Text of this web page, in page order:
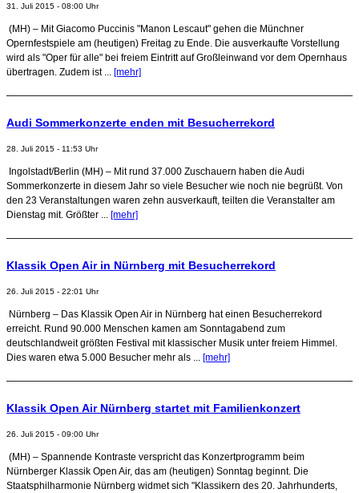
31. Juli 2015 - 08:00 Uhr
(MH) – Mit Giacomo Puccinis "Manon Lescaut" gehen die Münchner
Opernfestspiele am (heutigen) Freitag zu Ende. Die ausverkaufte Vorstellung
wird als "Oper für alle" bei freiem Eintritt auf Großleinwand vor dem Opernhaus
übertragen. Zudem ist ... [mehr]
Audi Sommerkonzerte enden mit Besucherrekord
28. Juli 2015 - 11:53 Uhr
Ingolstadt/Berlin (MH) – Mit rund 37.000 Zuschauern haben die Audi
Sommerkonzerte in diesem Jahr so viele Besucher wie noch nie begrüßt. Von
den 23 Veranstaltungen waren zehn ausverkauft, teilten die Veranstalter am
Dienstag mit. Größter ... [mehr]
Klassik Open Air in Nürnberg mit Besucherrekord
26. Juli 2015 - 22:01 Uhr
Nürnberg – Das Klassik Open Air in Nürnberg hat einen Besucherrekord
erreicht. Rund 90.000 Menschen kamen am Sonntagabend zum
deutschlandweit größten Festival mit klassischer Musik unter freiem Himmel.
Dies waren etwa 5.000 Besucher mehr als ... [mehr]
Klassik Open Air Nürnberg startet mit Familienkonzert
26. Juli 2015 - 09:00 Uhr
(MH) – Spannende Kontraste verspricht das Konzertprogramm beim
Nürnberger Klassik Open Air, das am (heutigen) Sonntag beginnt. Die
Staatsphilharmonie Nürnberg widmet sich "Klassikern des 20. Jahrhunderts,